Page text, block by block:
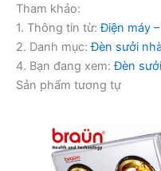
Tham khảo:
1. Thông tin từ:Điện máy
2. Danh mục:Đèn sưởi
4. Bạn đang xem:Đèn
Sản phẩm tương tự